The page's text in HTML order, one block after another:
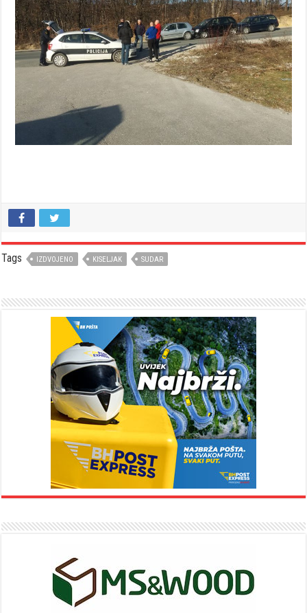
Tags IZDVOJENO KISELJAK SUDAR